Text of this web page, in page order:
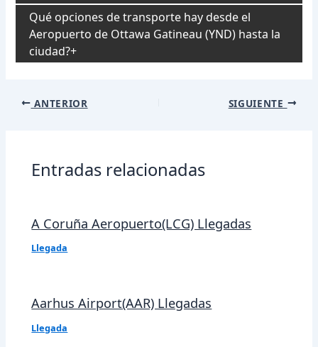
Qué opciones de transporte hay desde el
Aeropuerto de Ottawa Gatineau (YND) hasta la
ciudad?
Navegación
ANTERIOR SIGUIENTE
Entradas relacionadas
A Coruña Aeropuerto(LCG) Llegadas
Llegada
Aarhus Airport(AAR) Llegadas
Llegada